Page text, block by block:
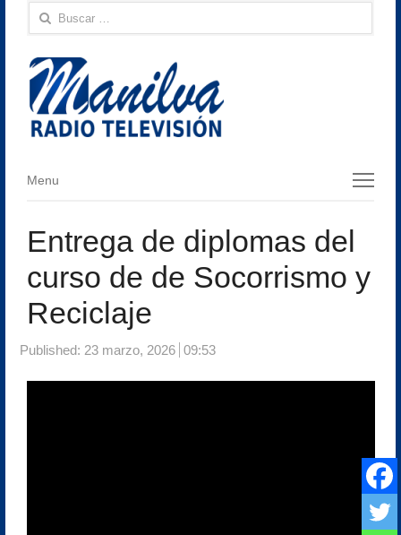
Buscar:
Menu
Menu
Entrega de diplomas del
curso de de Socorrismo y
Reciclaje
Published: 23 marzo, 2026 09:53